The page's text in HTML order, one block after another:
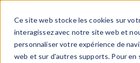
Ce site web stocke les cookies sur
interagissez avec notre site web et
personnaliser votre expérience de
web et sur d'autres supports. Pour